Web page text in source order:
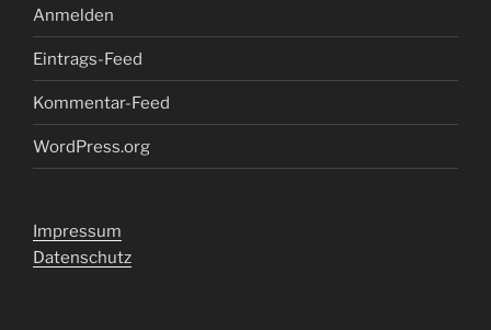
Anmelden
Eintrags-Feed
Kommentar-Feed
WordPress.org
Impressum
Datenschutz